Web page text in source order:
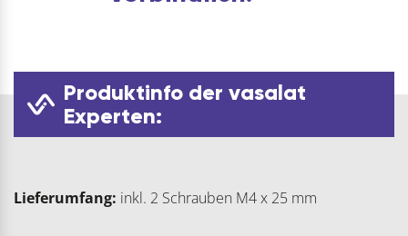
Produktinfo der vasalat
Experten:
Lieferumfang: inkl. 2 Schrauben M4 x 25 mm